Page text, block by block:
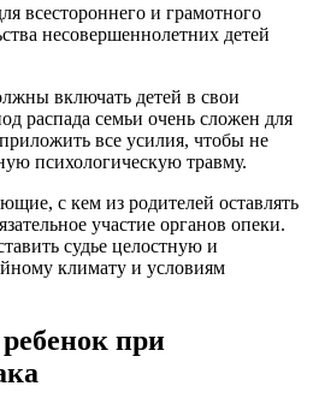
всестороннего и грамотного
несовершеннолетних детей
включать детей в свои
распада семьи очень сложен для
все усилия, чтобы не
психологическую травму.
с кем из родителей оставлять
участие органов опеки.
судье целостную и
климату и условиям
при